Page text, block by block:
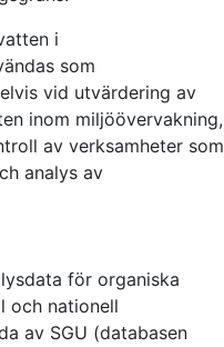
i
som
vid utvärdering av
inom miljöövervakning,
av verksamheter som
analys av
för organiska
och nationell
av SGU (databasen